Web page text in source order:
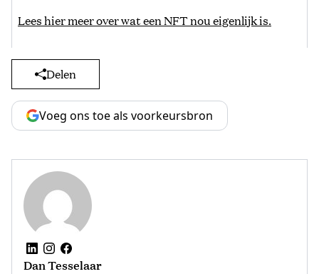
Lees hier meer over wat een NFT nou eigenlijk is.
Delen
Voeg ons toe als voorkeursbron
Dan Tesselaar